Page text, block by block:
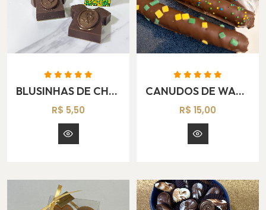
BLUSINHAS DE CHOCOLATE BRASIL
R$ 5,50
CANUDOS DE WAFFER & NUTELLA BRASIL
R$ 15,00